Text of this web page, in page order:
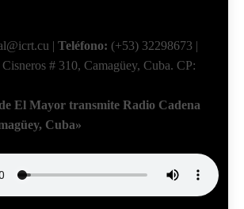
| Teléfono: (+53) 32298673 |
# 310, Camagüey, Cuba. CP:
El Mayor transmite Radio Cadena
Cuba»